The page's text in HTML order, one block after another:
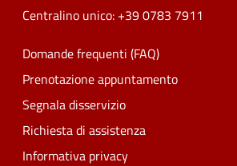
Centralino unico: +39 0783 7911
Domande frequenti (FAQ)
Prenotazione appuntamento
Segnala disservizio
Richiesta di assistenza
Informativa privacy